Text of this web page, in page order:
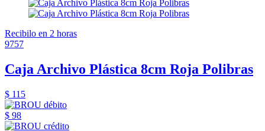
Recibilo en 2 horas
9757
Caja Archivo Plástica 8cm Roja Polibras
$ 115
$ 98